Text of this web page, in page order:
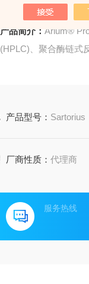
产品简介：Arium®
(HPLC)、聚合酶链式
产品型号： Sartorius
厂商性质：代理商
服务热线